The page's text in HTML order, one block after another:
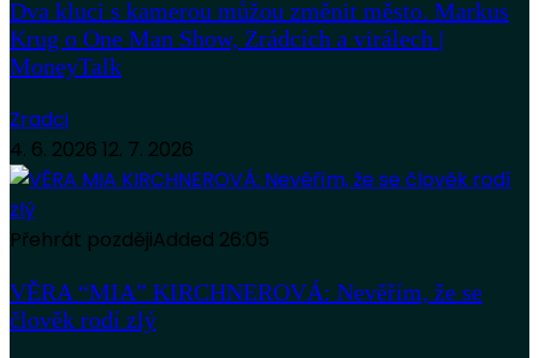
Dva kluci s kamerou můžou změnit město. Markus
Krug o One Man Show, Zrádcích a virálech |
MoneyTalk
Zradci
4. 6. 2026 12. 7. 2026
Přehrát pozdějiAdded 26:05
VĚRA “MIA” KIRCHNEROVÁ: Nevěřím, že se
člověk rodí zlý